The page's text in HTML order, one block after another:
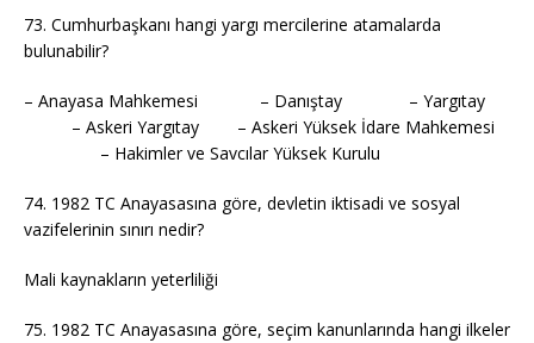
73. Cumhurbaşkanı hangi yargı mercilerine atamalarda
bulunabilir?
– Anayasa Mahkemesi – Danıştay – Yargıtay
– Askeri Yargıtay – Askeri Yüksek İdare Mahkemesi
– Hakimler ve Savcılar Yüksek Kurulu
74. 1982 TC Anayasasına göre, devletin iktisadi ve sosyal
vazifelerinin sınırı nedir?
Mali kaynakların yeterliliği
75. 1982 TC Anayasasına göre, seçim kanunlarında hangi ilkeler